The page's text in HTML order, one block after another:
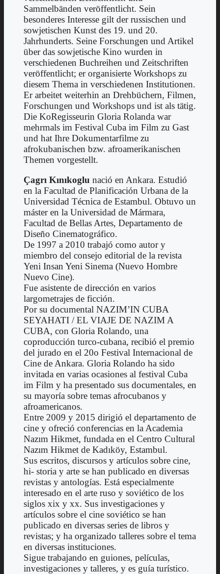
Sammelbänden veröffentlicht. Sein
besonderes Interesse gilt der russischen und
sowjetischen Kunst des 19. und 20.
Jahrhunderts. Seine Forschungen und Artikel
über das sowjetische Kino wurden in
verschiedenen Buchreihen und Zeitschriften
veröffentlicht; er organisierte Workshops zu
diesem Thema in verschiedenen Institutionen.
Er arbeitet weiterhin an Drehbüchern, Filmen,
Forschungen und Workshops und ist als tätig.
Die KoRegisseurin Gloria Rolanda war
mehrmals im Festival Cuba im Film zu Gast
und hat Ihre Dokumentarfilme zu
afrokubanischen bzw. afroamerikanischen
Themen vorgestellt.
Çagrı Kınıkoglu nació en Ankara. Estudió
en la Facultad de Planificación Urbana de la
Universidad Técnica de Estambul. Obtuvo un
máster en la Universidad de Mármara,
Facultad de Bellas Artes, Departamento de
Diseño Cinematográfico.
De 1997 a 2010 trabajó como autor y
miembro del consejo editorial de la revista
Yeni Insan Yeni Sinema (Nuevo Hombre
Nuevo Cine).
Fue asistente de dirección en varios
largometrajes de ficción.
Por su documental NAZIM’IN CUBA
SEYAHATI / EL VIAJE DE NAZIM A
CUBA, con Gloria Rolando, una
coproducción turco-cubana, recibió el premio
del jurado en el 20o Festival Internacional de
Cine de Ankara. Gloria Rolando ha sido
invitada en varias ocasiones al festival Cuba
im Film y ha presentado sus documentales, en
su mayoría sobre temas afrocubanos y
afroamericanos.
Entre 2009 y 2015 dirigió el departamento de
cine y ofreció conferencias en la Academia
Nazım Hikmet, fundada en el Centro Cultural
Nazım Hikmet de Kadıköy, Estambul.
Sus escritos, discursos y artículos sobre cine,
hi- storia y arte se han publicado en diversas
revistas y antologías. Está especialmente
interesado en el arte ruso y soviético de los
siglos xix y xx. Sus investigaciones y
artículos sobre el cine soviético se han
publicado en diversas series de libros y
revistas; y ha organizado talleres sobre el tema
en diversas instituciones.
Sigue trabajando en guiones, películas,
investigaciones y talleres, y es guía turístico.